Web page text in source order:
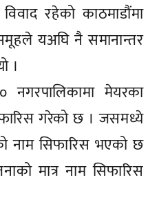
रहेको काठमाडौंमा
यअघि नै समानान्तर
।
नगरपालिकामा मेयरका
गरेको छ । जसमध्ये
सिफारिस भएको छ
मात्र नाम सिफारिस